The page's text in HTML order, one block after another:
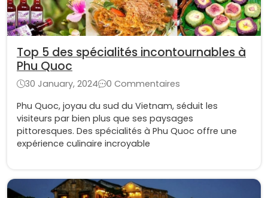
Top 5 des spécialités incontournables à
Phu Quoc
30 January, 2024
0 Commentaires
Phu Quoc, joyau du sud du Vietnam, séduit les
visiteurs par bien plus que ses paysages
pittoresques. Des spécialités à Phu Quoc offre une
expérience culinaire incroyable